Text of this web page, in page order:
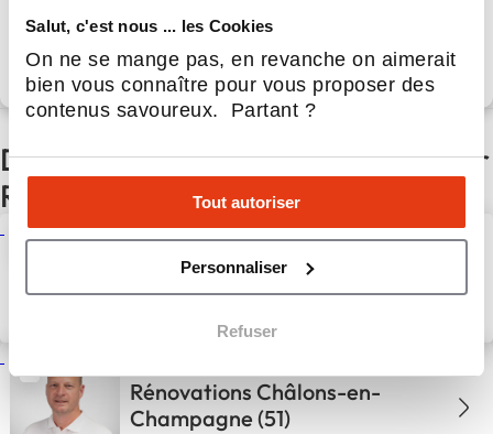
Salut, c'est nous ... les Cookies
On ne se mange pas, en revanche on aimerait
bien vous connaître pour vous proposer des
contenus savoureux. Partant ?
Tout autoriser
Personnaliser
Refuser
Découvrir le réseau
D'autres actualités du réseau Avenir
Rénovations
Nouveau franchisé Avenir
Rénovations Limoges Sud (87)
Actualités
Rénovations Châlons-en-
Champagne (51)